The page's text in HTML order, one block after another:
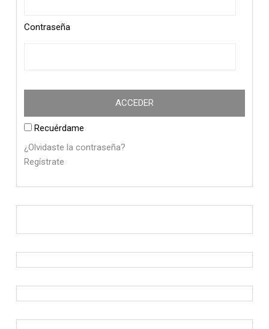
Contraseña
Recuérdame
¿Olvidaste la contraseña?
Regístrate